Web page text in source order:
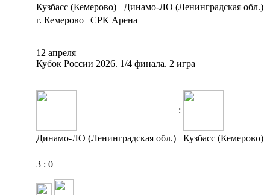
Кузбасс (Кемерово)
Динамо-ЛО (Ленинградская обл.)
г. Кемерово | СРК Арена
12 апреля
Кубок России 2026. 1/4 финала. 2 игра
:
Динамо-ЛО (Ленинградская обл.) Кузбасс (Кемерово)
3 : 0